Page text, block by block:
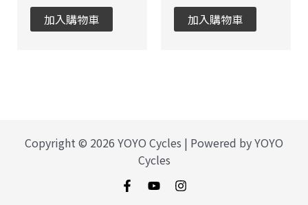
加入購物車 加入購物車
Copyright © 2026 YOYO Cycles | Powered by YOYO
Cycles